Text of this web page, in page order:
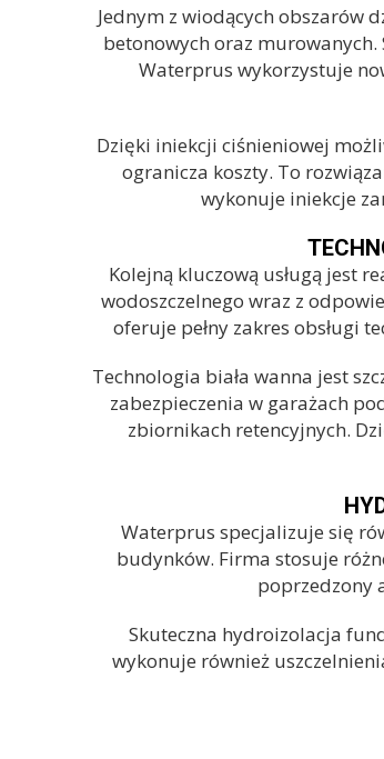
Jednym z wiodących obszarów
betonowych oraz
Waterprus wykorzystuje
Dzięki iniekcji ciśnieniowej
ogranicza koszty. To
wykonuje iniekcje
Kolejną kluczową usługą jest
wodoszczelnego wraz z
oferuje pełny zakres obsługi
Technologia biała wanna jest
zabezpieczenia w garażach
zbiornikach retencyjnych.
Waterprus specjalizuje się
budynków. Firma stosuje
poprzedzony
Skuteczna hydroizolacja
wykonuje również